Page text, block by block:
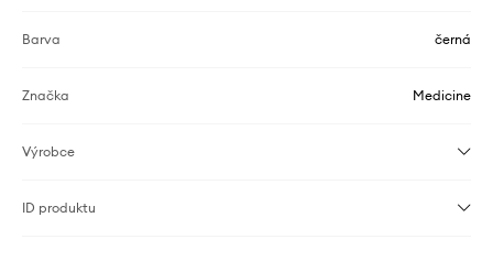
Barva černá
Značka Medicine
Výrobce
ID produktu